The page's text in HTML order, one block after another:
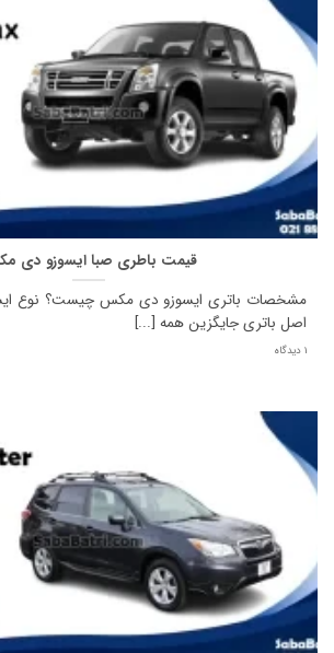
قیمت باطری صبا ایسوزو دی
مشخصات باتری ایسوزو دی مکس چیست؟ نوع
اصل باتری جایگزین همه [...]
1 دیدگاه